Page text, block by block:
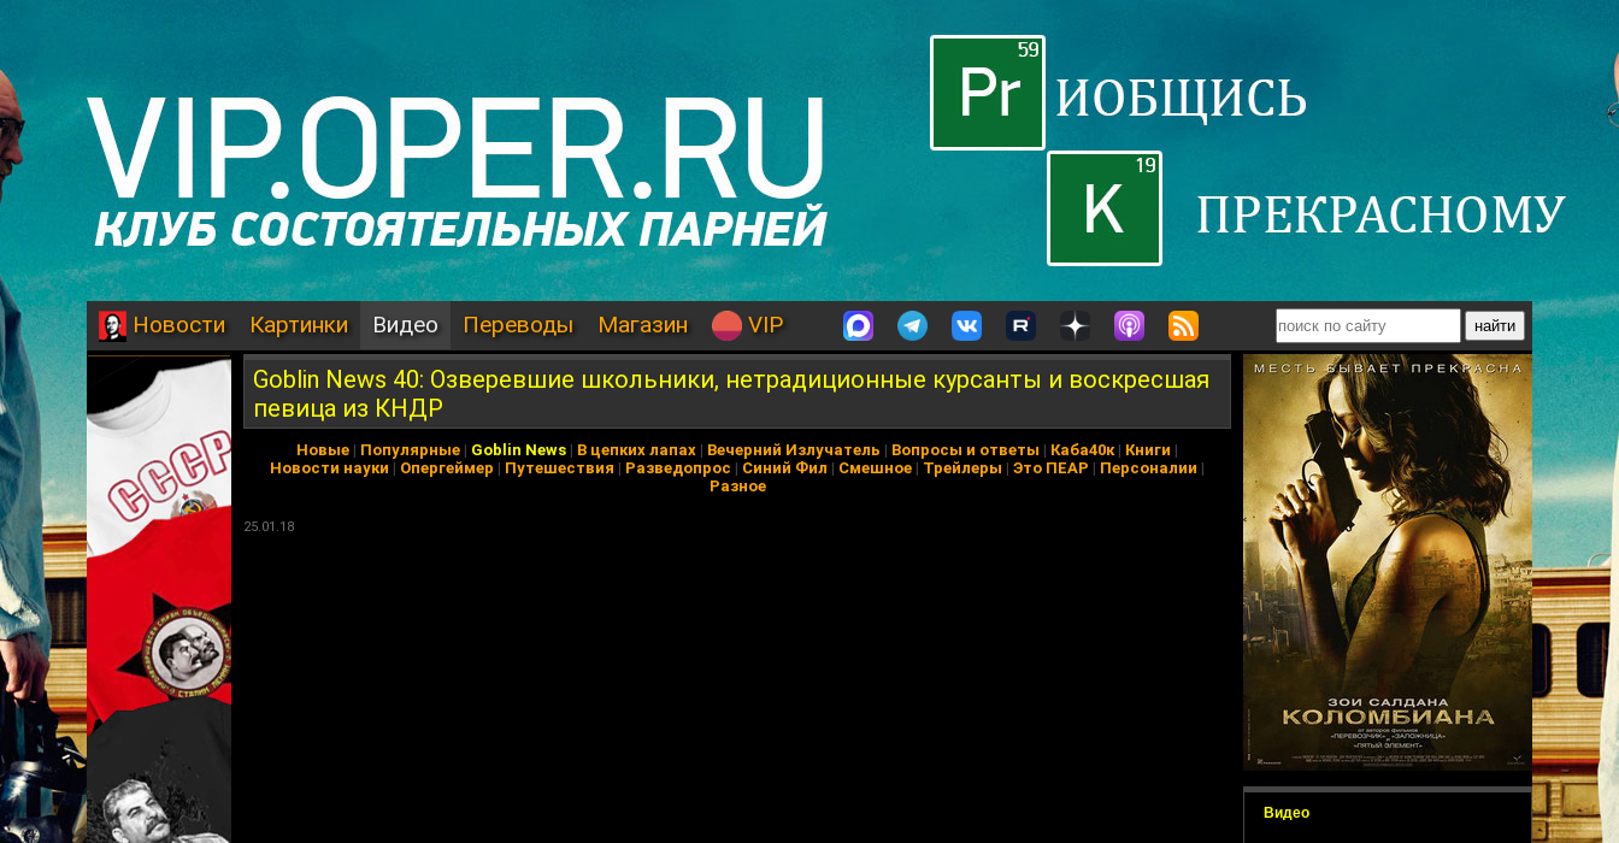
Новости Картинки Видео Переводы Магазин VIP
Видео
Goblin News 40: Озверевшие школьники, нетрадиционные курсанты и воскресшая
певица из КНДР
Новые | Популярные | Goblin News | В цепких лапах | Вечерний Излучатель | Вопросы и ответы | Каба40к| Книги |
Новости науки | Опергеймер | Путешествия | Разведопрос | Синий Фил | Смешное | Трейлеры | Это ПЕАР | Персоналии |
Разное
25.01.18